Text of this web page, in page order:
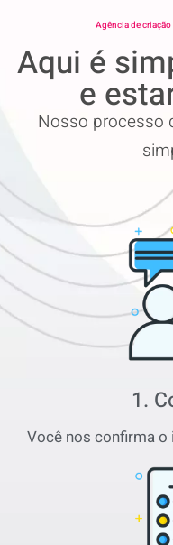
Agência de
Aqui é
e
Nosso processo
1.
Você nos confirma